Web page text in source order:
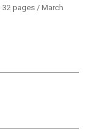
32 pages / March